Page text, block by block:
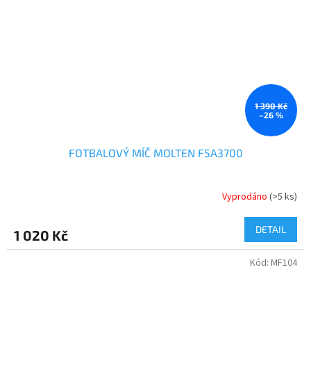
1 390 Kč
–26 %
FOTBALOVÝ MÍČ MOLTEN F5A3700
Vyprodáno (>5 ks)
1 020 Kč DETAIL
Kód: MF104